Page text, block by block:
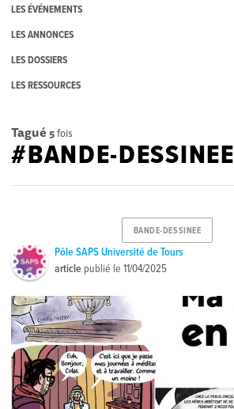
LES ÉVÉNEMENTS
LES ANNONCES
LES DOSSIERS
LES RESSOURCES
Tagué 5fois
#BANDE-DESSINEE
BANDE-DESSINEE
Pôle SAPS Université de Tours
article publié le11/04/2025